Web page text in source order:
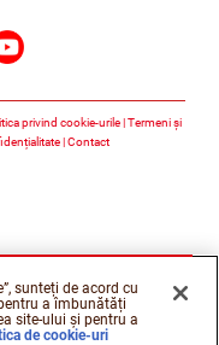
privind cookie-urile Termeni și
Contact
sunteți de acord cu
a îmbunătăți
site-ului și pentru a
de cookie-uri